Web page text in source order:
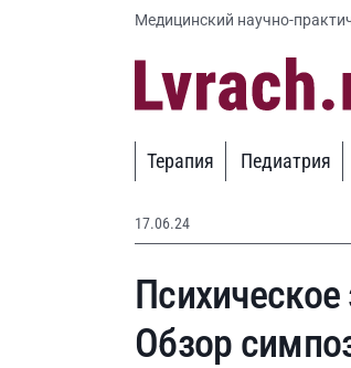
Медицинский научно-
Терапия Педиатрия
17.06.24
Обзор